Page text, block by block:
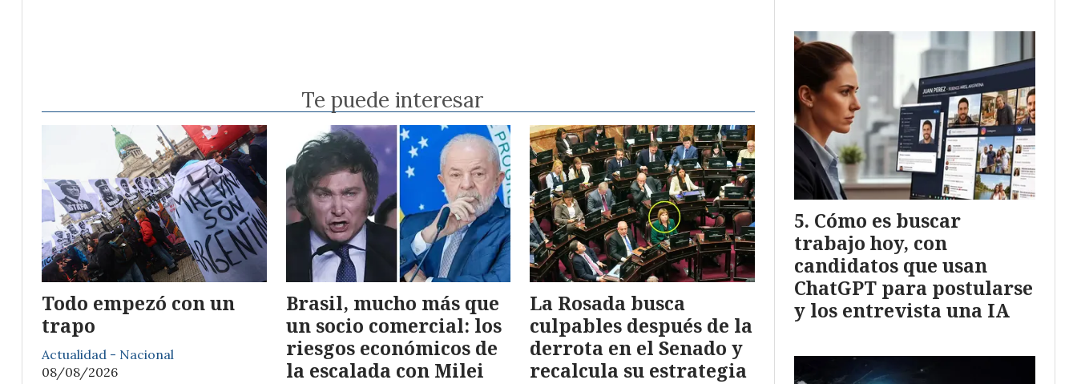
Te puede interesar
Todo empezó con un
trapo
Actualidad - Nacional
08/08/2026
Brasil, mucho más que
un socio comercial: los
riesgos económicos de
la escalada con Milei
La Rosada busca
culpables después de la
derrota en el Senado y
recalcula su estrategia
Cómo es buscar
trabajo hoy, con
candidatos que usan
ChatGPT para postularse
y los entrevista una IA